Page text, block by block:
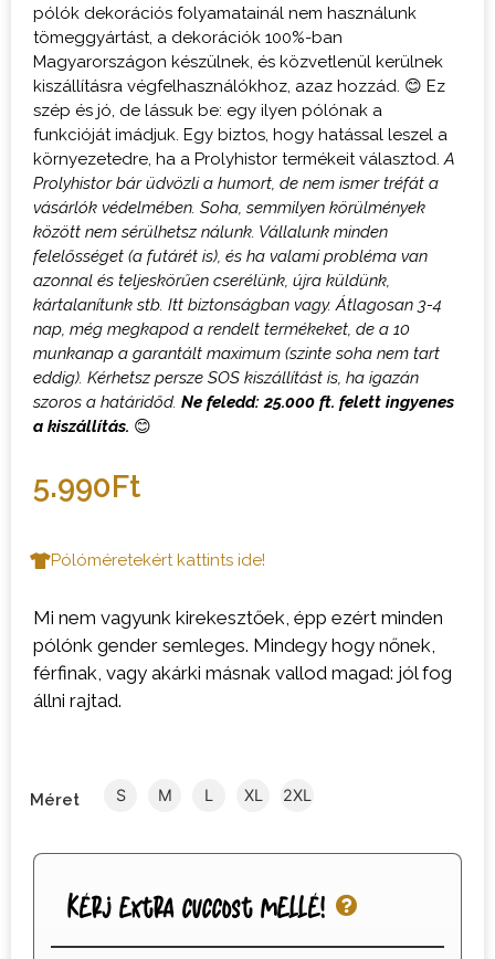
pólók dekorációs folyamatainál nem használunk
tömeggyártást, a dekorációk 100%-ban
Magyarországon készülnek, és közvetlenül kerülnek
kiszállításra végfelhasználókhoz, azaz hozzád. 😊 Ez
szép és jó, de lássuk be: egy ilyen pólónak a
funkcióját imádjuk. Egy biztos, hogy hatással leszel a
környezetedre, ha a Prolyhistor termékeit választod.A
Prolyhistor bár üdvözli a humort, de nem ismer tréfát a
vásárlók védelmében. Soha, semmilyen körülmények
között nem sérülhetsz nálunk. Vállalunk minden
felelősséget (a futárét is), és ha valami probléma van
azonnal és teljeskörűen cserélünk, újra küldünk,
kártalanítunk stb. Itt biztonságban vagy.Átlagosan 3-4
nap, még megkapod a rendelt termékeket, de a 10
munkanap a garantált maximum (szinte soha nem tart
eddig). Kérhetsz persze SOS kiszállítást is, ha igazán
szoros a határidőd. Ne feledd: 25.000 ft. felett ingyenes
a kiszállítás. 😊
5.990Ft
Pólóméretekért kattints ide!
Mi nem vagyunk kirekesztőek, épp ezért minden
pólónk gender semleges. Mindegy hogy nőnek,
férfinak, vagy akárki másnak vallod magad: jól fog
állni rajtad.
Méret S M L XL 2XL
Kérj extra cuccost mellé!